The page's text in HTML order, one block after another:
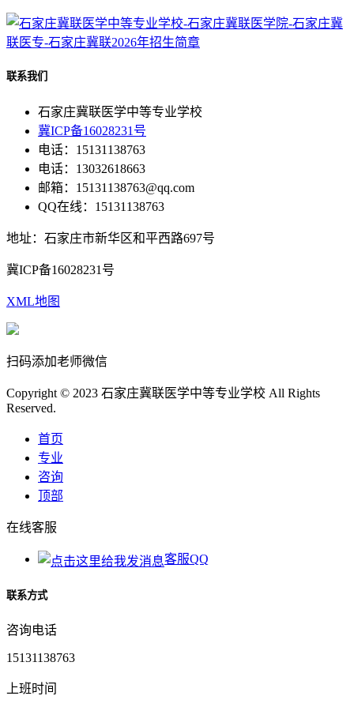
联系我们
石家庄冀联医学中等专业学校
冀ICP备16028231号
电话：15131138763
电话：13032618663
邮箱：15131138763@qq.com
QQ在线：15131138763
地址：石家庄市新华区和平西路697号
冀ICP备16028231号
XML地图
扫码添加老师微信
Copyright © 2023 石家庄冀联医学中等专业学校 All Rights
Reserved.
首页
专业
咨询
顶部
在线客服
客服QQ
联系方式
咨询电话
15131138763
上班时间